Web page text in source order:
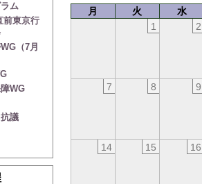
ム
前東京行
（7月
WG
議
月 火
水
1
2
7 8 9
14 15 16